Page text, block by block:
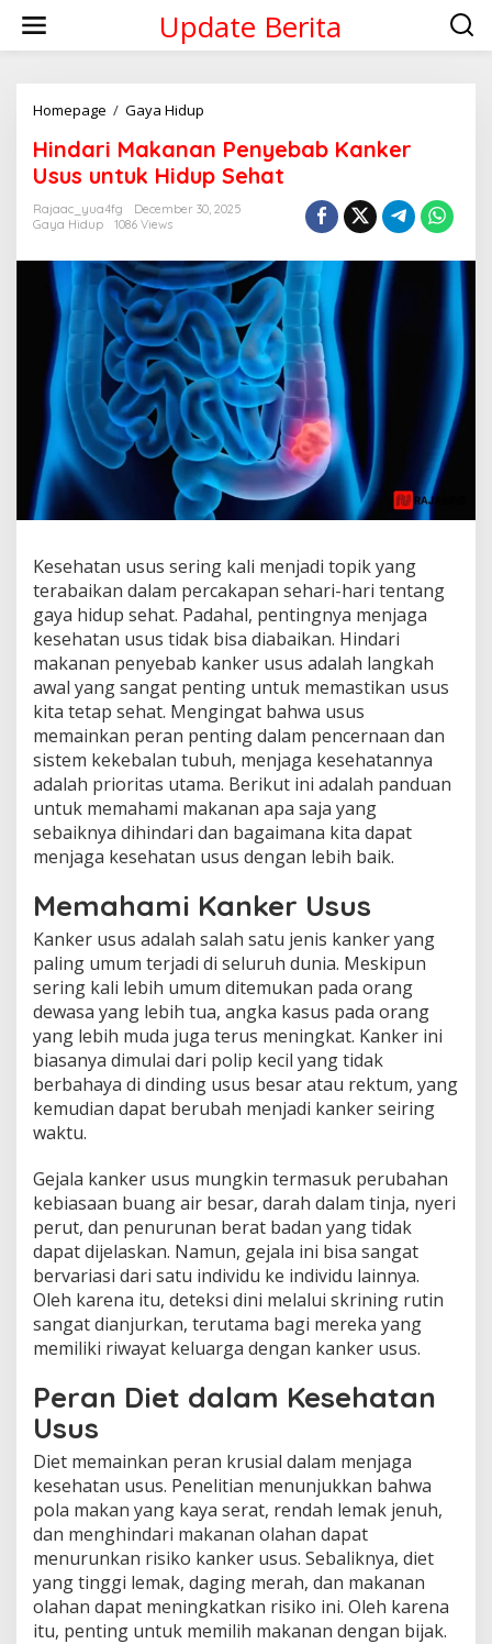
content
Update Berita
Homepage / Gaya Hidup
Penyebab
Kanker
Usus
untuk
Hindari Makanan Penyebab Kanker
Usus untuk Hidup Sehat
Rajaac_yua4fg
December 30, 2025
Gaya Hidup
1086 Views
Kesehatan usus sering kali menjadi topik yang
terabaikan dalam percakapan sehari-hari tentang
gaya hidup sehat. Padahal, pentingnya menjaga
kesehatan usus tidak bisa diabaikan. Hindari
makanan penyebab kanker usus adalah langkah
awal yang sangat penting untuk memastikan usus
kita tetap sehat. Mengingat bahwa usus
memainkan peran penting dalam pencernaan dan
sistem kekebalan tubuh, menjaga kesehatannya
adalah prioritas utama. Berikut ini adalah panduan
untuk memahami makanan apa saja yang
sebaiknya dihindari dan bagaimana kita dapat
menjaga kesehatan usus dengan lebih baik.
Memahami Kanker Usus
Kanker usus adalah salah satu jenis kanker yang
paling umum terjadi di seluruh dunia. Meskipun
sering kali lebih umum ditemukan pada orang
dewasa yang lebih tua, angka kasus pada orang
yang lebih muda juga terus meningkat. Kanker ini
biasanya dimulai dari polip kecil yang tidak
berbahaya di dinding usus besar atau rektum, yang
kemudian dapat berubah menjadi kanker seiring
waktu.
Gejala kanker usus mungkin termasuk perubahan
kebiasaan buang air besar, darah dalam tinja, nyeri
perut, dan penurunan berat badan yang tidak
dapat dijelaskan. Namun, gejala ini bisa sangat
bervariasi dari satu individu ke individu lainnya.
Oleh karena itu, deteksi dini melalui skrining rutin
sangat dianjurkan, terutama bagi mereka yang
memiliki riwayat keluarga dengan kanker usus.
Peran Diet dalam Kesehatan
Usus
Diet memainkan peran krusial dalam menjaga
kesehatan usus. Penelitian menunjukkan bahwa
pola makan yang kaya serat, rendah lemak jenuh,
dan menghindari makanan olahan dapat
menurunkan risiko kanker usus. Sebaliknya, diet
yang tinggi lemak, daging merah, dan makanan
olahan dapat meningkatkan risiko ini. Oleh karena
itu, penting untuk memilih makanan dengan bijak.